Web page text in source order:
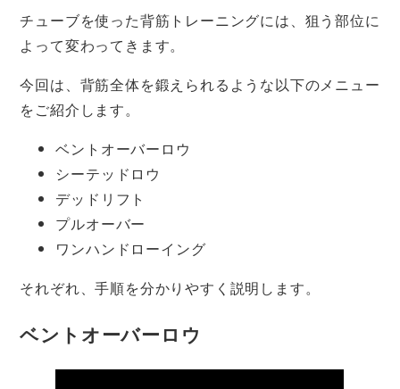
チューブを使った背筋トレーニングには、狙う部位に
よって変わってきます。
今回は、背筋全体を鍛えられるような以下のメニュー
をご紹介します。
ベントオーバーロウ
シーテッドロウ
デッドリフト
プルオーバー
ワンハンドローイング
それぞれ、手順を分かりやすく説明します。
ベントオーバーロウ